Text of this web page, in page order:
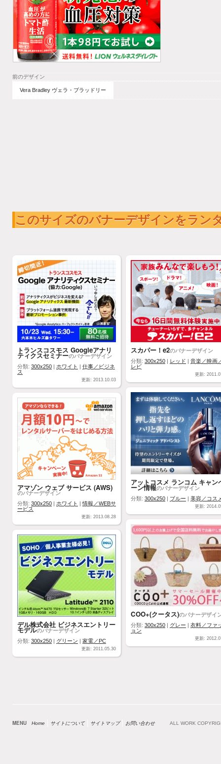
前のデザイン
Vera Bradley ヴェラ・ブラッドリー
このサイズのバナーデザインをラン
トランスコスモス Googleアナリ
ティクスセミナーのバナーデザイン
分類: 300x250 ホワイト
仕事／ビジネ
ス
更新: 2013.10.03
スカパー！e2のバナーデザイン
分類: 300x250 レッド
音楽／映画
レビ
更新:
アットコスメ ランコム キャン
ーン情報のバナーデザイン
分類: 300x250 ブルー 美容／コス
更新:
アマゾン ウェブ サービス (AWS)
のバナーデザイン
分類: 300x250 ホワイト |情報／WEBサ
ービス
更新: 2013.08.28
COO+(クータス)のバナーデザイ
分類: 300x250 グレー
衣料／ファ
ョン
更新:
デル株式会社 ビジネスエントリー
モデルのバナーデザイン
分類: 300x250 グリーン 家電／PC
更新: 2011.05.30
MENU Home サイトについて サイトマップ お問い合わせ ALL WORK